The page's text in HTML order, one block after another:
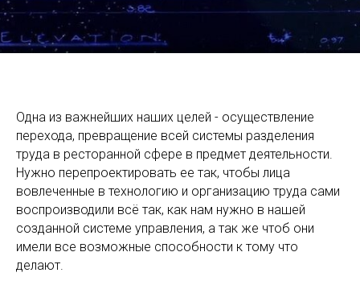
Одна из важнейших наших целей - осуществление
перехода, превращение всей системы разделения
труда в ресторанной сфере в предмет деятельности.
Нужно перепроектировать ее так, чтобы лица
вовлеченные в технологию и организацию труда сами
воспроизводили всё так, как нам нужно в нашей
созданной системе управления, а так же чтоб они
имели все возможные способности к тому что
делают.